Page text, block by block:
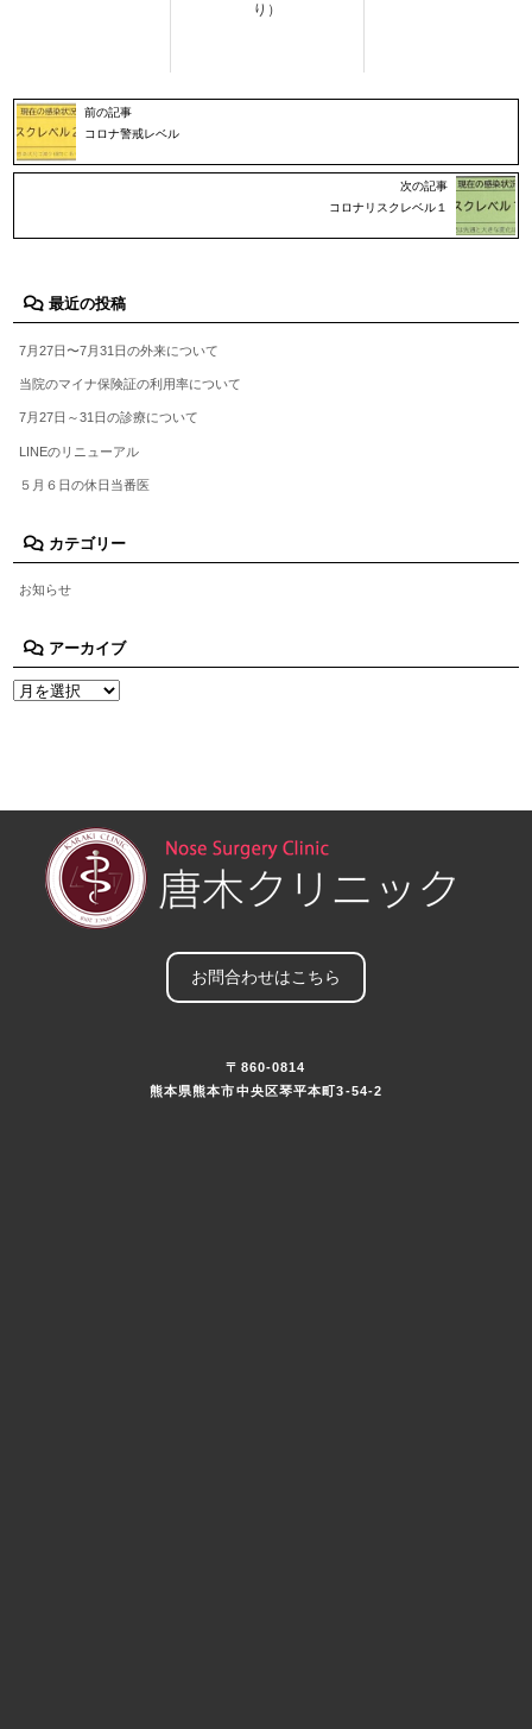
り）
前の記事
コロナ警戒レベル
次の記事
コロナリスクレベル１
最近の投稿
7月27日〜7月31日の外来について
当院のマイナ保険証の利用率について
7月27日～31日の診療について
LINEのリニューアル
５月６日の休日当番医
カテゴリー
お知らせ
アーカイブ
お問合わせはこちら
〒860-0814
熊本県熊本市中央区琴平本町3-54-2